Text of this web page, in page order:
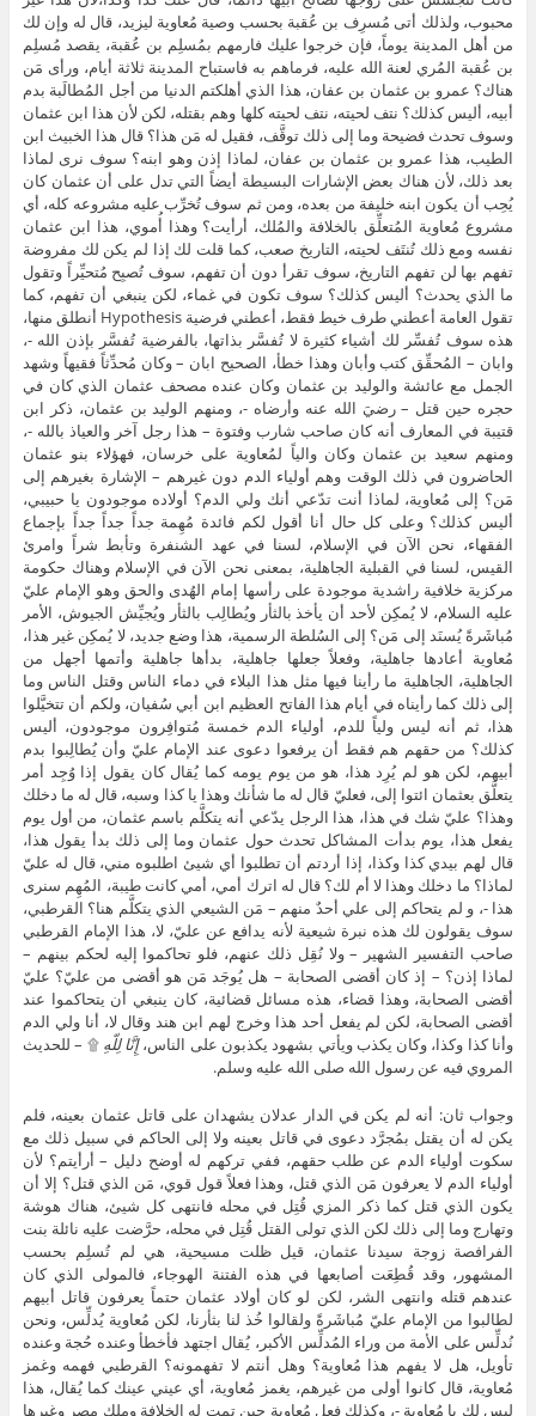
محبوب، ولذلك أتى مُسرِف بن عُقبة بحسب وصية مُعاوية ليزيد، قال له وإن لك
من أهل المدينة يوماً، فإن خرجوا عليك فارمهم بمُسلِم بن عُقبة، يقصد مُسلِم
بن عُقبة المُري لعنة الله عليه، فرماهم به فاستباح المدينة ثلاثة أيام، ورأى مَن
هناك؟ عمرو بن عثمان بن عفان، هذا الذي أهلكتم الدنيا من أجل المُطالَبة بدم
أبيه، أليس كذلك؟ نتف لحيته، نتف لحيته كلها وهم بقتله، لكن لأن هذا ابن عثمان
وسوف تحدث فضيحة وما إلى ذلك توقَّف، فقيل له مَن هذا؟ قال هذا الخبيث ابن
الطيب، هذا عمرو بن عثمان بن عفان، لماذا إذن وهو ابنه؟ سوف نرى لماذا
بعد ذلك، لأن هناك بعض الإشارات البسيطة أيضاً التي تدل على أن عثمان كان
يُحِب أن يكون ابنه خليفة من بعده، ومن ثم سوف تُخرِّب عليه مشروعه كله، أي
مشروع مُعاوية المُتعلِّق بالخلافة والمُلك، أرأيت؟ وهذا أُموي، هذا ابن عثمان
نفسه ومع ذلك تُنتَف لحيته، التاريخ صعب، كما قلت لك إذا لم يكن لك مفروضة
تفهم بها لن تفهم التاريخ، سوف تقرأ دون أن تفهم، سوف تُصبِح مُتحيِّراً وتقول
ما الذي يحدث؟ أليس كذلك؟ سوف تكون في غماء، لكن ينبغي أن تفهم، كما
تقول العامة أعطني طرف خيط فقط، أعطني فرضية Hypothesis أنطلق منها،
هذه سوف تُفسِّر لك أشياء كثيرة لا تُفسَّر بذاتها، بالفرضية تُفسَّر بإذن الله -،
وابان – المُحقِّق كتب وأبان وهذا خطأ، الصحيح ابان – وكان مُحدِّثاً فقيهاً وشهد
الجمل مع عائشة والوليد بن عثمان وكان عنده مصحف عثمان الذي كان في
حجره حين قتل – رضيَ الله عنه وأرضاه -، ومنهم الوليد بن عثمان، ذكر ابن
قتيبة في المعارف أنه كان صاحب شارب وفتوة – هذا رجل آخر والعياذ بالله -،
ومنهم سعيد بن عثمان وكان والياً لمُعاوية على خرسان، فهؤلاء بنو عثمان
الحاضرون في ذلك الوقت وهم أولياء الدم دون غيرهم – الإشارة بغيرهم إلى
مَن؟ إلى مُعاوية، لماذا أنت تدّعي أنك ولي الدم؟ أولاده موجودون يا حبيبي،
أليس كذلك؟ وعلى كل حال أنا أقول لكم فائدة مُهِمة جداً جداً جداً بإجماع
الفقهاء، نحن الآن في الإسلام، لسنا في عهد الشنفرة وتأبط شراً وامرئ
القيس، لسنا في القبلية الجاهلية، بمعنى نحن الآن في الإسلام وهناك حكومة
مركزية خلافية راشدية موجودة على رأسها إمام الهُدى والحق وهو الإمام عليّ
عليه السلام، لا يُمكِن لأحد أن يأخذ بالثأر ويُطالِب بالثأر ويُجيِّش الجيوش، الأمر
مُباشَرةً يُسنَد إلى مَن؟ إلى السُلطة الرسمية، هذا وضع جديد، لا يُمكِن غير هذا،
مُعاوية أعادها جاهلية، وفعلاً جعلها جاهلية، بدأها جاهلية وأتمها أجهل من
الجاهلية، الجاهلية ما رأينا فيها مثل هذا البلاء في دماء الناس وقتل الناس وما
إلى ذلك كما رأيناه في أيام هذا الفاتح العظيم ابن أبي سُفيان، ولكم أن تتخيَّلوا
هذا، ثم أنه ليس ولياً للدم، أولياء الدم خمسة مُتوافِرون موجودون، أليس
كذلك؟ من حقهم هم فقط أن يرفعوا دعوى عند الإمام عليّ وأن يُطالِبوا بدم
أبيهم، لكن هو لم يُرِد هذا، هو من يوم يومه كما يُقال كان يقول إذا وُجِد أمر
يتعلَّق بعثمان ائتوا إلى، فعليّ قال له ما شأنك وهذا يا كذا وسبه، قال له ما دخلك
وهذا؟ عليّ شك في هذا، هذا الرجل يدّعي أنه يتكلَّم باسم عثمان، من أول يوم
يفعل هذا، يوم بدأت المشاكل تحدث حول عثمان وما إلى ذلك بدأ يقول هذا،
قال لهم بيدي كذا وكذا، إذا أردتم أن تطلبوا أي شيئ اطلبوه مني، قال له عليّ
لماذا؟ ما دخلك وهذا لا أم لك؟ قال له اترك أمي، أمي كانت طيبة، المُهِم سنرى
هذا -، و لم يتحاكم إلى علي أحدٌ منهم – مَن الشيعي الذي يتكلَّم هنا؟ القرطبي،
سوف يقولون لك هذه نبرة شيعية لأنه يدافع عن عليّ، لا، هذا الإمام القرطبي
صاحب التفسير الشهير – ولا نُقِل ذلك عنهم، فلو تحاكموا إليه لحكم بينهم –
لماذا إذن؟ – إذ كان أقضى الصحابة – هل يُوجَد مَن هو أقضى من عليّ؟ عليّ
أقضى الصحابة، وهذا قضاء، هذه مسائل قضائية، كان ينبغي أن يتحاكموا عند
أقضى الصحابة، لكن لم يفعل أحد هذا وخرج لهم ابن هند وقال لا، أنا ولي الدم
وأنا كذا وكذا، وكان يكذب ويأتي بشهود يكذبون على الناس،إِنَّا لِلّهِ۩ – للحديث
المروي فيه عن رسول الله صلى الله عليه وسلم.
وجواب ثان: أنه لم يكن في الدار عدلان يشهدان على قاتل عثمان بعينه، فلم
يكن له أن يقتل بمُجرَّد دعوى في قاتل بعينه ولا إلى الحاكم في سبيل ذلك مع
سكوت أولياء الدم عن طلب حقهم، ففي تركهم له أوضح دليل – أرأيتم؟ لأن
أولياء الدم لا يعرفون مَن الذي قتل، وهذا فعلاً قول قوي، مَن الذي قتل؟ إلا أن
يكون الذي قتل كما ذكر المزي قُتِل في محله فانتهى كل شيئ، هناك هوشة
وتهارج وما إلى ذلك لكن الذي تولى القتل قُتِل في محله، حرَّضت عليه نائلة بنت
الفرافصة زوجة سيدنا عثمان، قيل ظلت مسيحية، هي لم تُسلِم بحسب
المشهور، وقد قُطِعَت أصابعها في هذه الفتنة الهوجاء، فالمولى الذي كان
عندهم قتله وانتهى الشر، لكن لو كان أولاد عثمان حتماً يعرفون قاتل أبيهم
لطالبوا من الإمام عليّ مُباشَرةً ولقالوا خُذ لنا بثأرنا، لكن مُعاوية يُدلِّس، ونحن
نُدلِّس على الأمة من وراء المُدلِّس الأكبر، يُقال اجتهد فأخطأ وعنده حُجة وعنده
تأويل، هل لا يفهم هذا مُعاوية؟ وهل أنتم لا تفهمونه؟ القرطبي فهمه وغمز
مُعاوية، قال كانوا أولى من غيرهم، يغمز مُعاوية، أي عيني عينك كما يُقال، هذا
ليس لك يا مُعاوية -، وكذلك فعل مُعاوية حين تمت له الخلافة وملك مصر وغيرها